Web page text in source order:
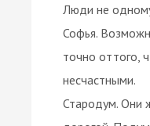
Люди не
Софья.
точно оттого,
несчастными.
Стародум. Они